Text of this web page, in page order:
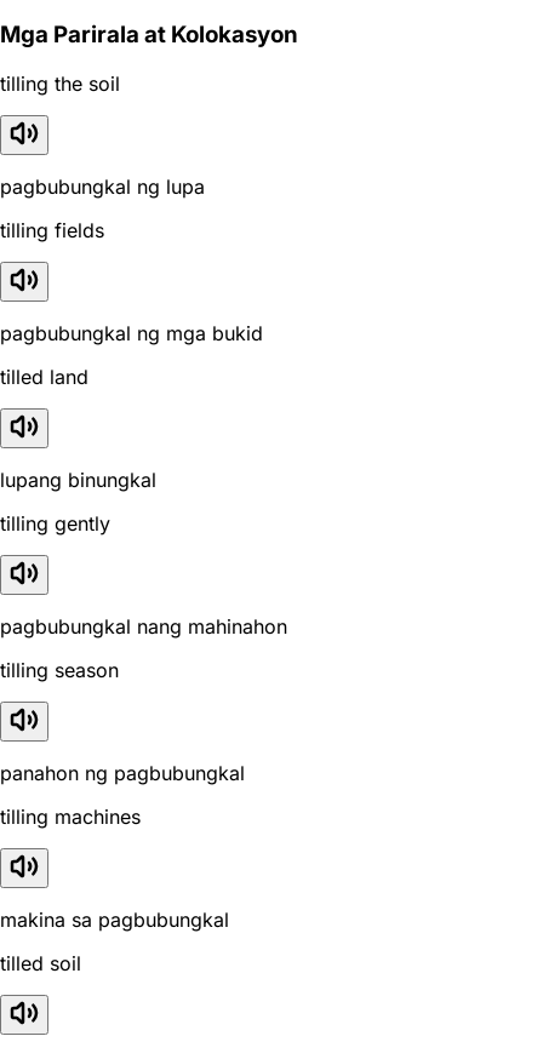
Mga Parirala at Kolokasyon
tilling the soil
pagbubungkal ng lupa
tilling fields
pagbubungkal ng mga bukid
tilled land
lupang binungkal
tilling gently
pagbubungkal nang mahinahon
tilling season
panahon ng pagbubungkal
tilling machines
makina sa pagbubungkal
tilled soil